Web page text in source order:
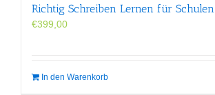
Richtig Schreiben Lernen für Schulen
€399,00
In den Warenkorb